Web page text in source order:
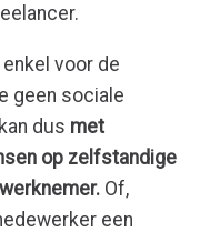
voor de
geen sociale
dus met
op zelfstandige
Of,
een